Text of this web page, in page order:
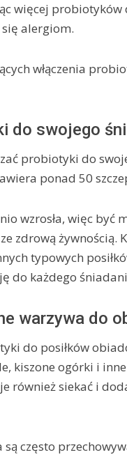
więcej
alergiom.
włączenia
do swojego
probiotyki do
ponad 50
wzrosła, więc być
zdrową żywnością.
typowych
do każdego
warzywa do
do posiłków
kiszone ogórki i
również siekać i
często